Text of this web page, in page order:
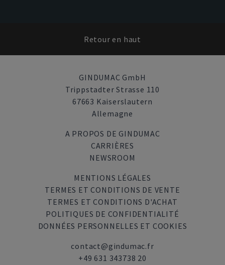
Retour en haut
GINDUMAC GmbH
Trippstadter Strasse 110
67663 Kaiserslautern
Allemagne
A PROPOS DE GINDUMAC
CARRIÈRES
NEWSROOM
MENTIONS LÉGALES
TERMES ET CONDITIONS DE VENTE
TERMES ET CONDITIONS D'ACHAT
POLITIQUES DE CONFIDENTIALITÉ
DONNÉES PERSONNELLES ET COOKIES
contact@gindumac.fr
+49 631 343738 20